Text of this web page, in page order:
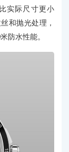
实际尺寸更小
和抛光处理，
防水性能。